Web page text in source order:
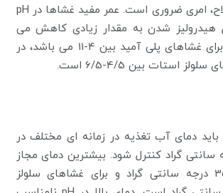
نمودن برخی از املاح، امری ضروری است. عمر مفید غشاها در pH
هیدرولیز شدن به مقدار زیادی کاهش می
یابد. pH مناسب برای غشاهای پلی آمید بین 4-11 می باشد، در
استات بین 4/5-6/5 است.
دمای آب تغذیه در زمانه ای مختلف در
تا 25 درجه سانتی گراد کنترل شود. بیشترین دمای مجاز
برای پلی آمید 35 درجه سانتی گراد و برای غشاهای سلولز